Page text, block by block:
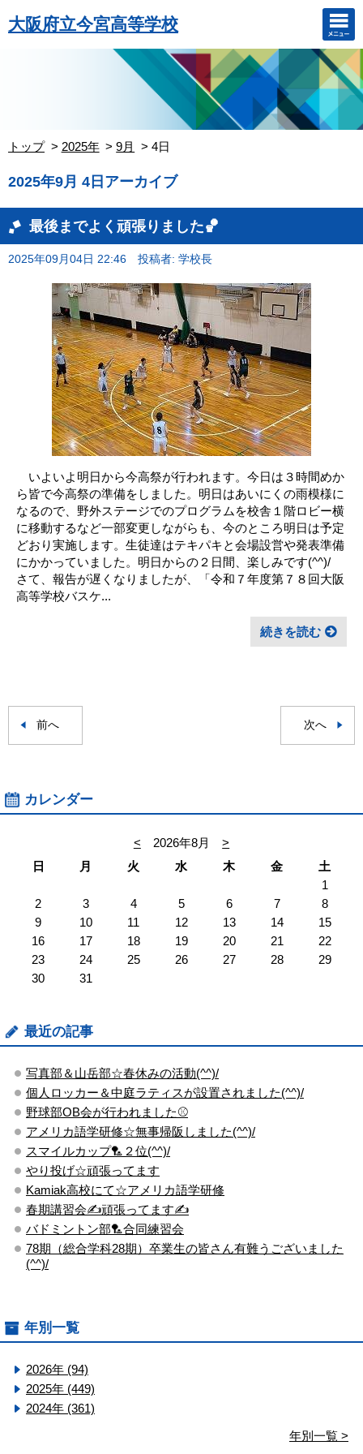
大阪府立今宮高等学校
トップ 2025年 9月 4日
2025年9月 4日アーカイブ
最後までよく頑張りました🏀
2025年09月04日 22:46 投稿者: 学校長
いよいよ明日から今高祭が行われます。今日は３時間めか
ら皆で今高祭の準備をしました。明日はあいにくの雨模様に
なるので、野外ステージでのプログラムを校舎１階ロビー横
に移動するなど一部変更しながらも、今のところ明日は予定
どおり実施します。生徒達はテキパキと会場設営や発表準備
にかかっていました。明日からの２日間、楽しみです(^^)/
さて、報告が遅くなりましたが、「令和７年度第７８回大阪
高等学校バスケ...
続きを読む
前へ 次へ
カレンダー
< 2026年8月
>
日
月 火 水 木 金
土
1
2
3 4 5 6 7
8
9
10 11 12 13 14
15
16
17 18 19 20 21
22
23
24 25 26 27 28
29
30
31
最近の記事
写真部＆山岳部☆春休みの活動(^^)/
個人ロッカー＆中庭ラティスが設置されました(^^)/
野球部OB会が行われました⚾
アメリカ語学研修☆無事帰阪しました(^^)/
スマイルカップ🏸２位(^^)/
やり投げ☆頑張ってます
Kamiak高校にて☆アメリカ語学研修
春期講習会✍頑張ってます✍
バドミントン部🏸合同練習会
78期（総合学科28期）卒業生の皆さん有難うございました
(^^)/
年別一覧
2026年 (94)
2025年 (449)
2024年 (361)
年別一覧 >